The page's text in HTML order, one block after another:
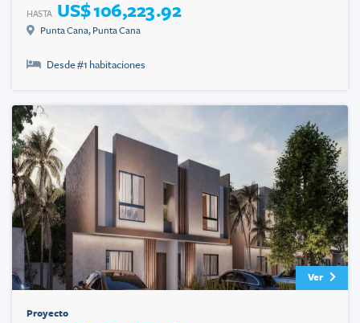
HASTA US$ 106,223.92
Punta Cana, Punta Cana
Desde #1 habitaciones
Ver
Proyecto